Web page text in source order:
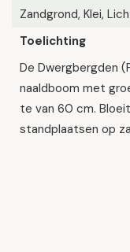
Zandgrond, Klei,
Toelichting
De Dwergbergden
naaldboom met
te van 60 cm.
standplaatsen op